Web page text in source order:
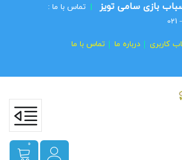
بازی سامی تویز | تماس با ما :
کاربری درباره ما تماس با ما
0